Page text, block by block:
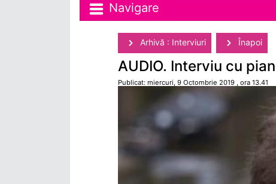
Navigare
Arhivă : Interviuri Înapoi
AUDIO. Interviu cu
Publicat: miercuri, 9 Octombrie 2019 , ora 13.41